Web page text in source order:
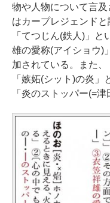
物や人物について言
はカープレジェンド
「てつじん(鉄人)」
雄の愛称(アイショウ)
加されている。また
「嫉妬(シット)の炎
「炎のストッパー(=